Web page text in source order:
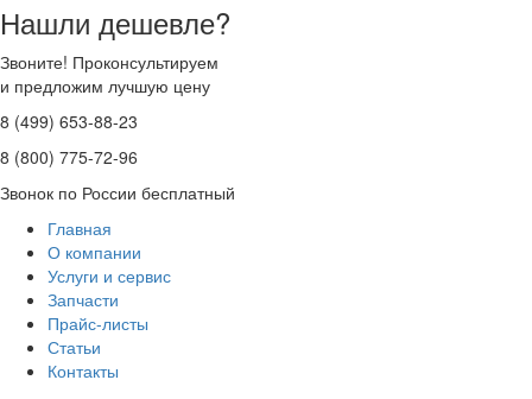
Нашли дешевле?
Звоните! Проконсультируем
и предложим лучшую цену
8 (499) 653-88-23
8 (800) 775-72-96
Звонок по России бесплатный
Главная
О компании
Услуги и сервис
Запчасти
Прайс-листы
Статьи
Контакты